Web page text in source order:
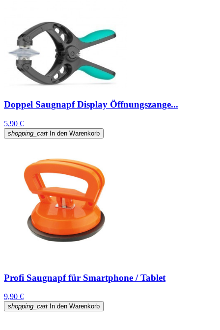
Doppel Saugnapf Display Öffnungszange...
5,90 €
shopping_cart In den Warenkorb
Profi Saugnapf für Smartphone / Tablet
9,90 €
shopping_cart In den Warenkorb